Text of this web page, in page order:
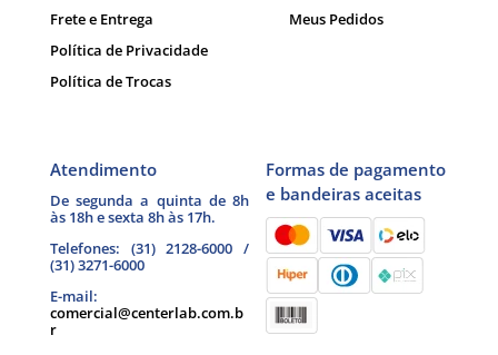
Frete e Entrega
Política de Privacidade
Política de Trocas
Meus Pedidos
Atendimento
De segunda a quinta de 8h
às 18h e sexta 8h às 17h.
Telefones: (31) 2128-6000 /
(31) 3271-6000
E-mail:
comercial@centerlab.com.b
r
Formas de pagamento
e bandeiras aceitas